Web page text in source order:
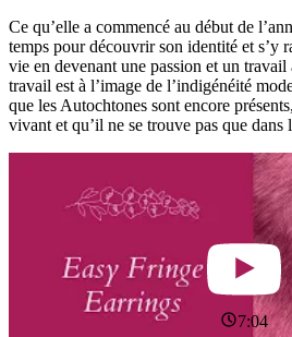
Ce qu’elle a commencé au début de
temps pour découvrir son identité et s’y
vie en devenant une passion et un
travail est à l’image de l’indigénéité
que les Autochtones sont encore
vivant et qu’il ne se trouve pas que dans
7:04